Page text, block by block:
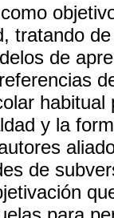
tratando
de
y la
de